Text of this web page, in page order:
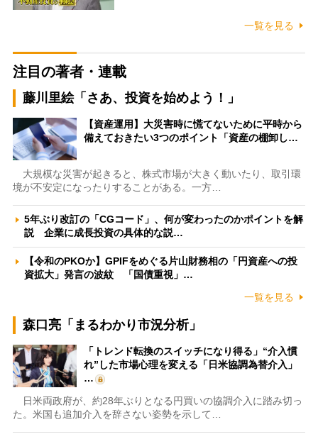
一覧を見る
注目の著者・連載
藤川里絵「さあ、投資を始めよう！」
【資産運用】大災害時に慌てないために平時から
備えておきたい3つのポイント「資産の棚卸し…
大規模な災害が起きると、株式市場が大きく動いたり、取引環
境が不安定になったりすることがある。一方…
5年ぶり改訂の「CGコード」、何が変わったのかポイントを解
説 企業に成長投資の具体的な説…
【令和のPKOか】GPIFをめぐる片山財務相の「円資産への投
資拡大」発言の波紋 「国債重視」…
一覧を見る
森口亮「まるわかり市況分析」
「トレンド転換のスイッチになり得る」“介入慣
れ”した市場心理を変える「日米協調為替介入」
…
日米両政府が、約28年ぶりとなる円買いの協調介入に踏み切っ
た。米国も追加介入を辞さない姿勢を示して…